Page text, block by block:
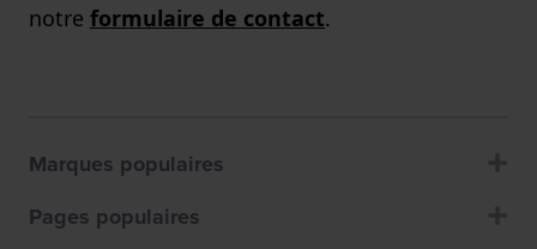
notre formulaire de contact.
Marques populaires
Pages populaires